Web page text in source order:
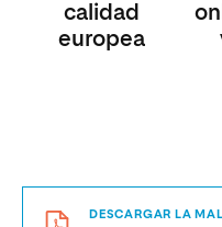
calidad
europea
DESCARGAR LA